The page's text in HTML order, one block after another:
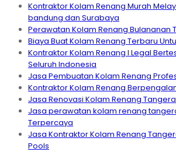
Kontraktor Kolam Renang Murah
bandung dan Surabaya
Perawatan Kolam Renang Bulananan
Biaya Buat Kolam Renang Terbaru
Kontraktor Kolam Renang I Legal
Seluruh Indonesia
Jasa Pembuatan Kolam Renang
Kontraktor Kolam Renang
Jasa Renovasi Kolam Renang
Jasa perawatan kolam renang
Terpercaya
Jasa Kontraktor Kolam Renang
Pools